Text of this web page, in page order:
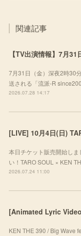
関連記事
7月31日（金）深夜2時30
送される「流派-R
2026.07.28 14:17
本日チケット販売開始し
い！TARO SOUL × KEN
2026.07.24 11:00
KEN THE 390 / Big Wave